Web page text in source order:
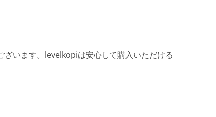
います。levelkopiは安心して購入いただける